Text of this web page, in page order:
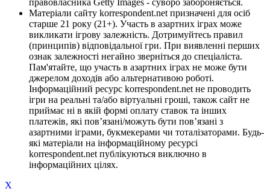
Матеріали сайту korrespondent.net призначені для осіб
старше 21 року (21+). Участь в азартних іграх може
викликати ігрову залежність. Дотримуйтесь правил
(принципів) відповідальної гри. При виявленні перших
ознак залежності негайно зверніться до спеціаліста.
Пам'ятайте, що участь в азартних іграх не може бути
джерелом доходів або альтернативою роботі.
Інформаційний ресурс korrespondent.net не проводить
ігри на реальні та/або віртуальні гроші, також сайт не
приймає ні в якій формі оплату ставок та інших
платежів, які пов’язані/можуть бути пов’язані з
азартними іграми, букмекерами чи тоталізаторами. Будь-
які матеріали на інформаційному ресурсі
korrespondent.net публікуються виключно в
інформаційних цілях.
X